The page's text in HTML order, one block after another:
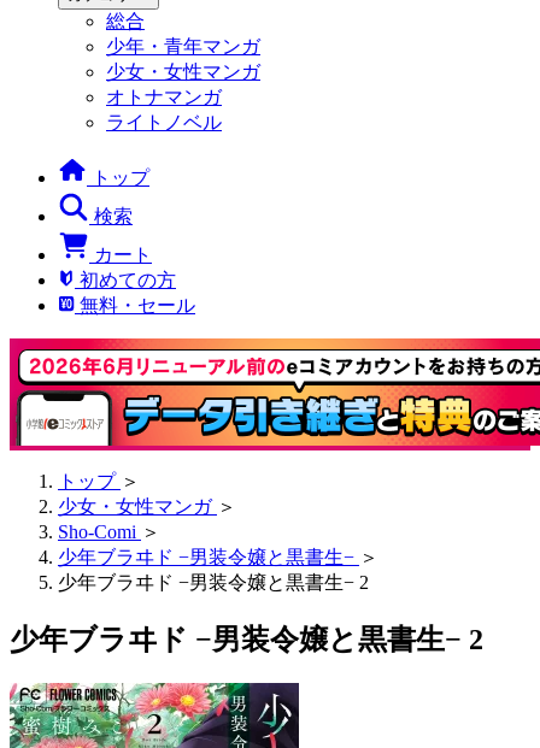
総合
少年・青年マンガ
少女・女性マンガ
オトナマンガ
ライトノベル
トップ
検索
カート
初めての方
無料・セール
トップ ＞
少女・女性マンガ ＞
Sho-Comi ＞
少年ブラヰド −男装令嬢と黒書生− ＞
少年ブラヰド −男装令嬢と黒書生− 2
少年ブラヰド −男装令嬢と黒書生− 2